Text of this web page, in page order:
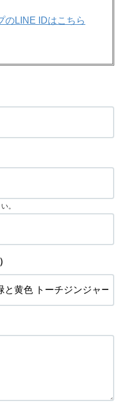
のLINE IDはこちら
。